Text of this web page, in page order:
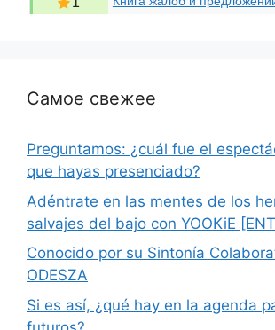
Самое свежее
Preguntamos: ¿cuál fue el
que hayas presenciado?
Adéntrate en las mentes de los
salvajes del bajo con YOOKiE
Conocido por su Sintonía
ODESZA
Si es así, ¿qué hay en la agenda